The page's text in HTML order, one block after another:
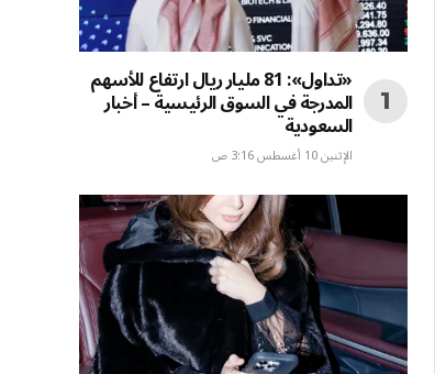
«تداول»: 81 مليار ريال ارتفاع للأسهم
المدرجة في السوق الرئيسية – أخبار
السعودية
الإثنين 10 أغسطس 3:16 ص